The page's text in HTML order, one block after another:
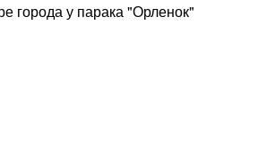
города у парака "Орленок"